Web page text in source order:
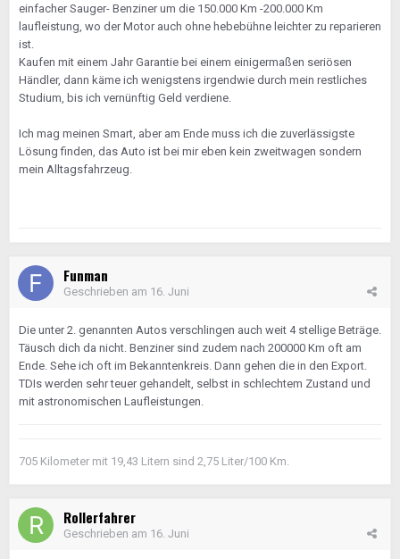
einfacher Sauger- Benziner um die 150.000 Km -200.000 Km
laufleistung, wo der Motor auch ohne hebebühne leichter zu reparieren
ist.
Kaufen mit einem Jahr Garantie bei einem einigermaßen seriösen
Händler, dann käme ich wenigstens irgendwie durch mein restliches
Studium, bis ich vernünftig Geld verdiene.
Ich mag meinen Smart, aber am Ende muss ich die zuverlässigste
Lösung finden, das Auto ist bei mir eben kein zweitwagen sondern
mein Alltagsfahrzeug.
Funman
Geschrieben am 16. Juni
Die unter 2. genannten Autos verschlingen auch weit 4 stellige Beträge.
Täusch dich da nicht. Benziner sind zudem nach 200000 Km oft am
Ende. Sehe ich oft im Bekanntenkreis. Dann gehen die in den Export.
TDIs werden sehr teuer gehandelt, selbst in schlechtem Zustand und
mit astronomischen Laufleistungen.
705 Kilometer mit 19,43 Litern sind 2,75 Liter/100 Km.
Rollerfahrer
Geschrieben am 16. Juni